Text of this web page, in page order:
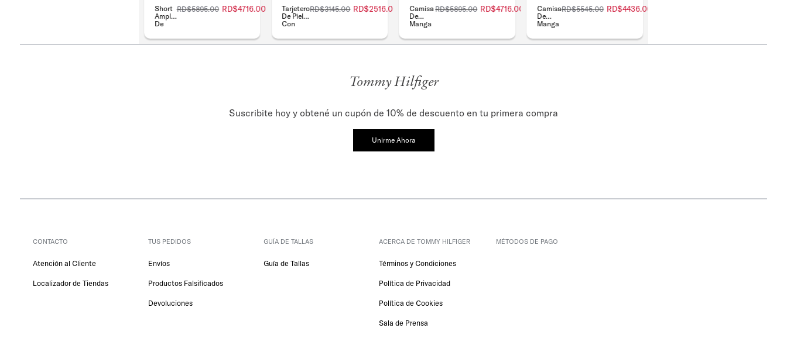
Short
Amplio
De
RD$4716.00
RD$5895.00
Tarjetero
De Piel
Con
RD$2516.00
RD$3145.00
Camisa
De
Manga
Con
Cuello
RD$4716.00
RD$5895.00
Camisa
De
Manga
De
Rayas
RD$4436.00
RD$5545.00
Tommy Hilfiger
Suscribite hoy y obtené un cupón de 10% de descuento en tu primera compra
Unirme Ahora
CONTACTO
Atención al Cliente
Localizador de Tiendas
TUS PEDIDOS
Envíos
Productos Falsificados
Devoluciones
GUÍA DE TALLAS
Guía de Tallas
ACERCA DE TOMMY HILFIGER
Términos y Condiciones
Política de Privacidad
Política de Cookies
Sala de Prensa
MÉTODOS DE PAGO